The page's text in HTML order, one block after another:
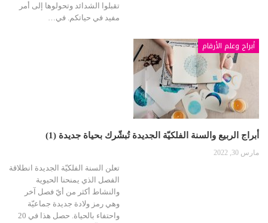
تقبلوا الشدائد وتحولوها إلى أمر
مفيد في حياتكم. في…
أبراج وعلم الأرقام
أبراج الربيع والسنة الفلكيّة الجديدة تُبشّرك بحياة جديدة (1)
مارس 30, 2022
تعلن السنة الفلكيّة الجديدة انطلاقة
الفصل الذي يمنحنا الحيوية
والنشاط أكثر من أيّ فصل آخر
وهي رمز ولادة جديدة جماعيّة
واحتفاء بالحياة. حصل هذا في 20